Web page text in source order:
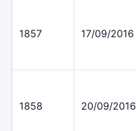
1857 17/09/2016
1858 20/09/2016